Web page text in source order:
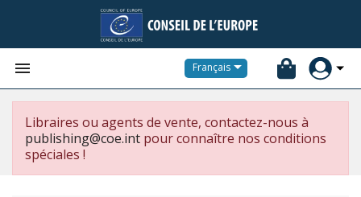
 Français
Libraires ou agents de vente, contactez-nous à
publishing@coe.int pour connaître nos conditions
spéciales !